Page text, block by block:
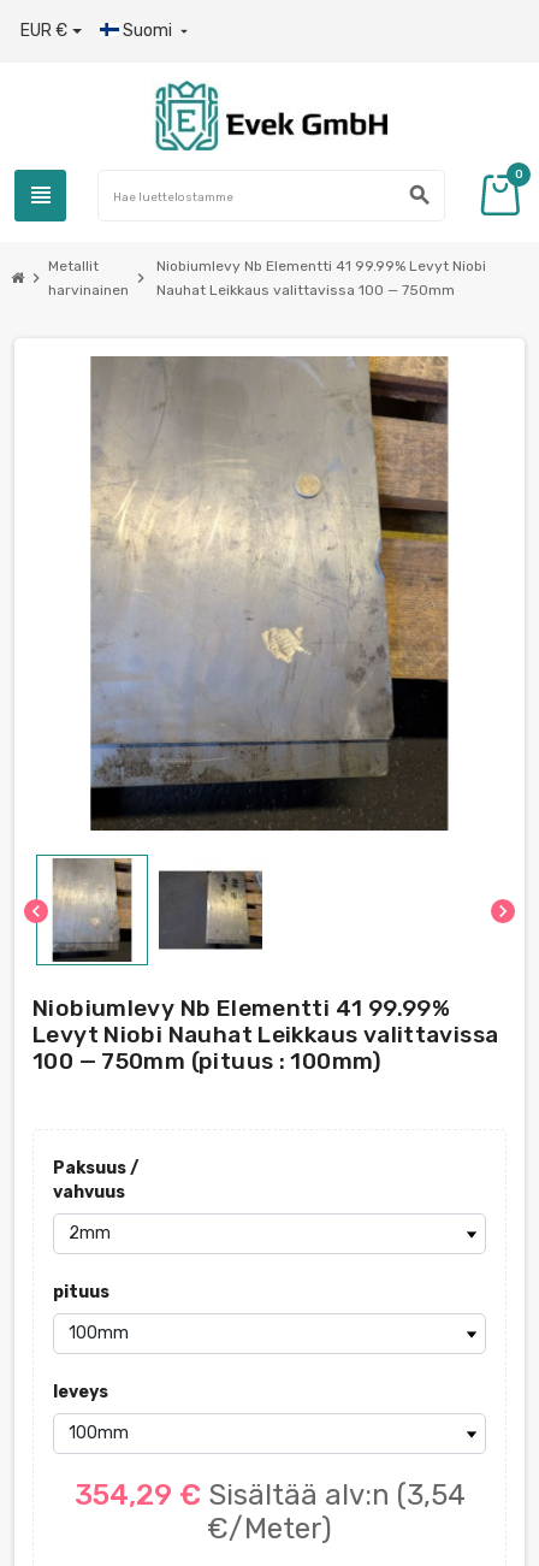
EUR € Suomi 
view_headline search
0
chevron_right
Metallit
harvinainen
chevron_right
Niobiumlevy Nb Elementti 41 99.99% Levyt Niobi
Nauhat Leikkaus valittavissa 100 — 750mm
chevron_left chevron_right
Niobiumlevy Nb Elementti 41 99.99%
Levyt Niobi Nauhat Leikkaus valittavissa
100 — 750mm (pituus : 100mm)
Paksuus /
vahvuus
pituus
leveys
354,29 € Sisältää alv:n (3,54
€/Meter)